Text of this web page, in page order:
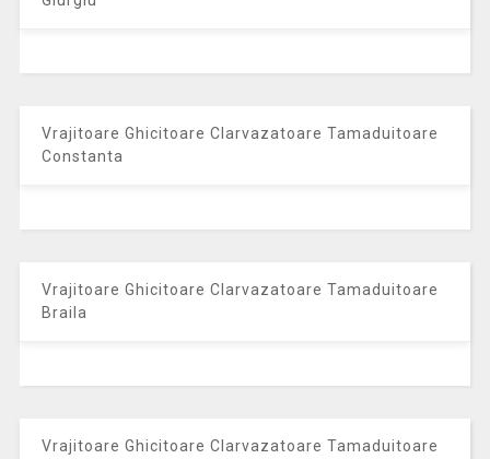
Vrajitoare Ghicitoare Clarvazatoare Tamaduitoare
Constanta
Vrajitoare Ghicitoare Clarvazatoare Tamaduitoare
Braila
Vrajitoare Ghicitoare Clarvazatoare Tamaduitoare